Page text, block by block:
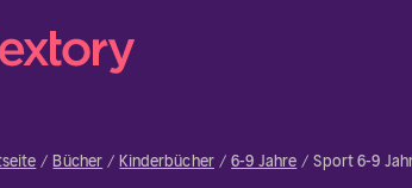
Bücher Kinderbücher 6-9 Jahre Sport 6-9